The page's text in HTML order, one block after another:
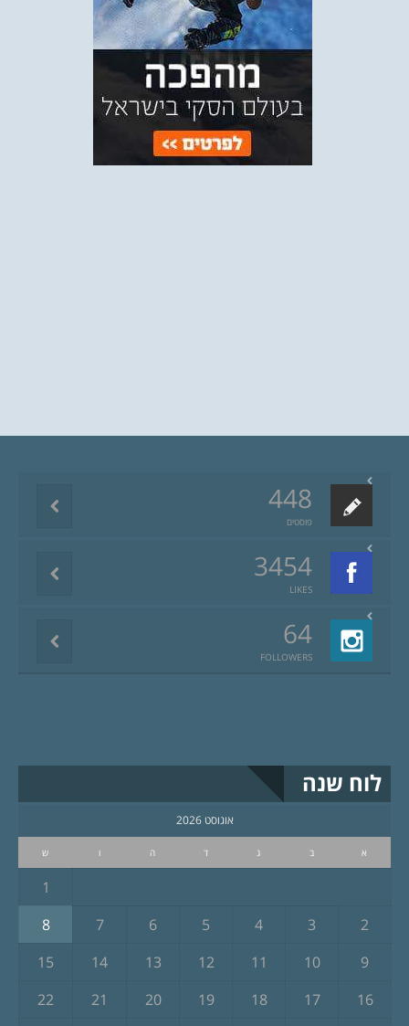
448
פוסטים
3454
LIKES
64
FOLLOWERS
לוח שנה
אוגוסט 2026
א ב ג ד ה ו ש
1
2
3
4
5
6
7
8
9
10
11
12
13
14
15
16
17
18
19
20
21
22